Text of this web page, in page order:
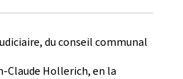
du conseil communal
Claude Hollerich, en la